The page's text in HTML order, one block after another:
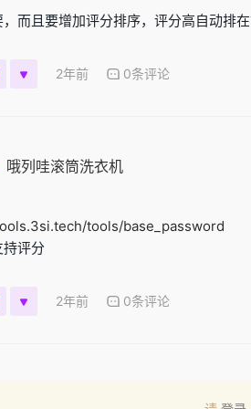
而且要增加评分排序，评分高自动排
2年前 0条评论
哦列哇滚筒洗衣机
tools/base_password
持评分
2年前 0条评论